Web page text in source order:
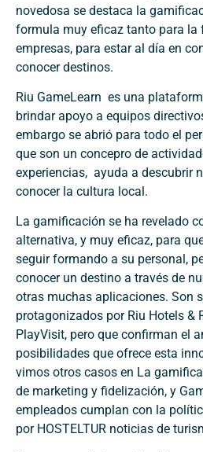
novedosa se destaca la
formula muy eficaz tanto para la
empresas, para estar al día en
conocer destinos.
Riu GameLearn es una
brindar apoyo a equipos
embargo se abrió para todo el
que son un concepro de
experiencias, ayuda a descubrir
conocer la cultura local.
La gamificación se ha revelado
alternativa, y muy eficaz, para
seguir formando a su personal,
conocer un destino a través de
otras muchas aplicaciones. Son
protagonizados por Riu Hotels &
PlayVisit, pero que confirman el
posibilidades que ofrece esta
vimos otros casos en La
de marketing y fidelización, y
empleados cumplan con la
por HOSTELTUR noticias de